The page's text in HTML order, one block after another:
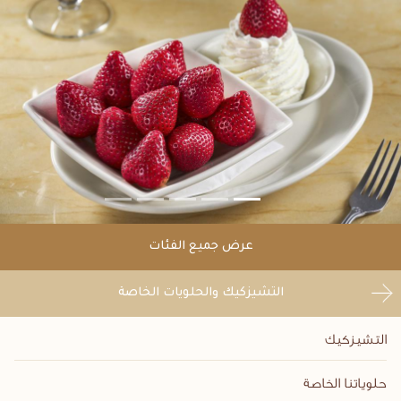
عرض جميع الفئات
التشيزكيك والحلويات الخاصة
التشيزكيك
حلوياتنا الخاصة